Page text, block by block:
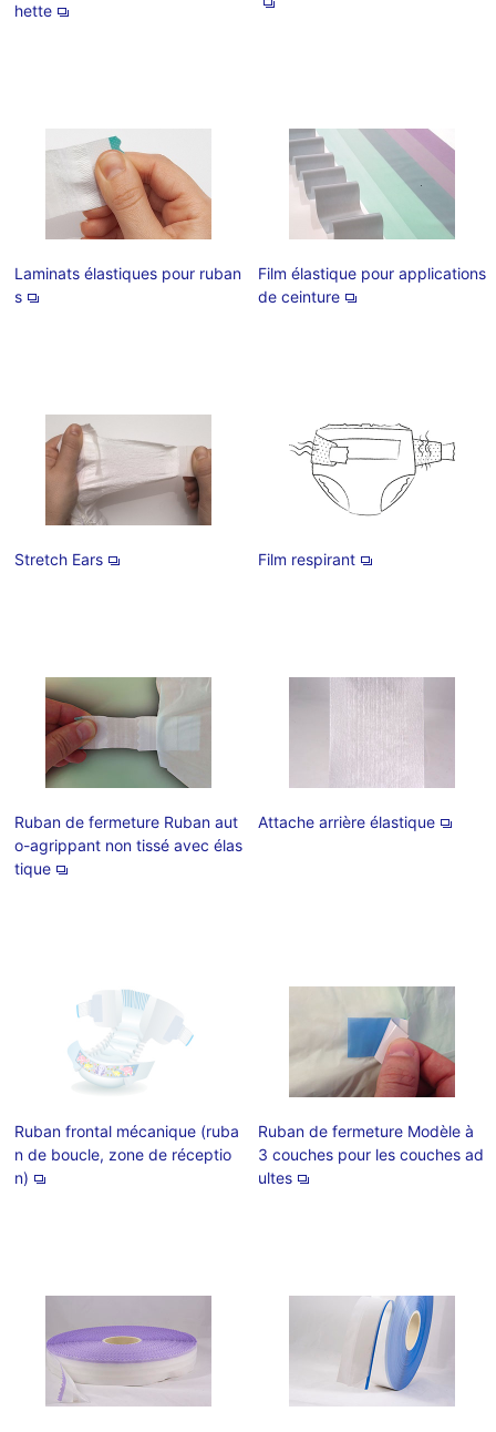
hette
Laminats élastiques pour ruban
s
Film élastique pour applications
de ceinture
Stretch Ears Film respirant
Ruban de fermeture Ruban aut
o-agrippant non tissé avec élas
tique
Attache arrière élastique
Ruban frontal mécanique (ruba
n de boucle, zone de réceptio
n)
Ruban de fermeture Modèle à
3 couches pour les couches ad
ultes